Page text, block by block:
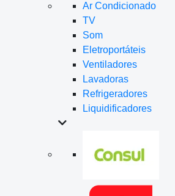
Ar Condicionado
TV
Som
Eletroportáteis
Ventiladores
Lavadoras
Refrigeradores
Liquidificadores